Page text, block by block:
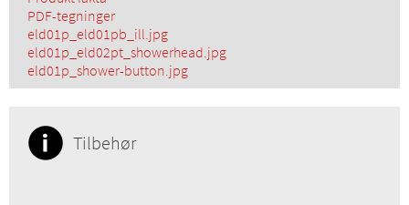
PDF-tegninger
eld01p_eld01pb_ill.jpg
eld01p_eld02pt_showerhead.jpg
eld01p_shower-button.jpg
Tilbehør